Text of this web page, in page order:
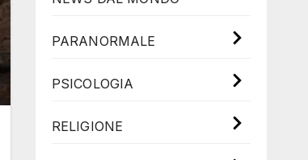
PARANORMALE
PSICOLOGIA
RELIGIONE